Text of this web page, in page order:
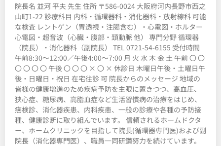
院長名 並河 平夫 先生 住所 〒586-0024 大阪府河内長野市西之
山町1-22 診療科目 内科・循環器科・消化器科・放射線科 可能
な検査 レントゲン（胃透視・注腸含む）・心電図・ホルター
心電図・超音波（心臓・腹部・頚動脈 他） 専門分野 循環器
（院長）・消化器科（副院長） TEL 0721-54-6155 受付時間
午前8:30～12:00／午後4:00～7:00 月 火 水 木 金 土 午前 〇 〇
〇 〇 〇 〇 午後 〇 〇 〇 × 〇 × 休診日 木曜日午後・土曜日午
後・日曜日・祝日 在宅往診 可 院長からのメッセージ 地域の
皆様の健康増進のため疾病予防を主眼に置きつつ、高血圧、
狭心症、糖尿病、高脂血症など生活習慣病の治療をはじめ、
癌検診、消化器疾患、内科疾患、一般の診療や各種の予防接
種、健康診断に取り組んでいます。 信頼されるホームドクタ
ー、ホームクリニックを目指して院長(循環器専門医)および副
院長（消化器専門医）、職員一同研鑽努力を続けています。